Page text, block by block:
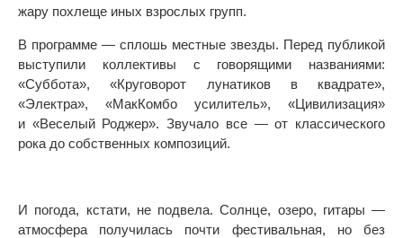
жару похлеще иных взрослых групп.
В программе — сплошь местные звезды. Перед публикой
выступили коллективы с говорящими названиями:
«Суббота», «Круговорот лунатиков в квадрате»,
«Электра», «МакКомбо усилитель», «Цивилизация»
и «Веселый Роджер». Звучало все — от классического
рока до собственных композиций.
И погода, кстати, не подвела. Солнце, озеро, гитары —
атмосфера получилась почти фестивальная, но без